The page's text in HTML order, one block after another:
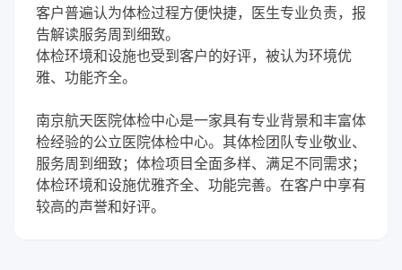
客户普遍认为体检过程方便快捷，医生专业负责，报
告解读服务周到细致。
体检环境和设施也受到客户的好评，被认为环境优
雅、功能齐全。
南京航天医院体检中心是一家具有专业背景和丰富体
检经验的公立医院体检中心。其体检团队专业敬业、
服务周到细致；体检项目全面多样、满足不同需求；
体检环境和设施优雅齐全、功能完善。在客户中享有
较高的声誉和好评。